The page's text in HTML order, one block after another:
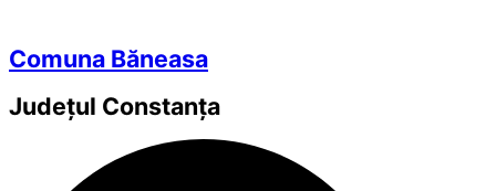
Comuna Băneasa
Județul Constanța